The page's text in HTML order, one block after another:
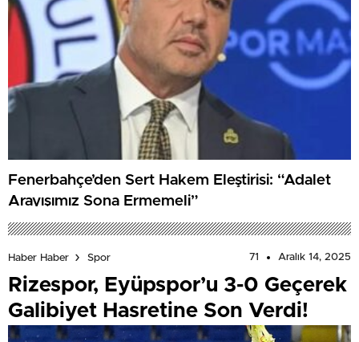
Fenerbahçe’den Sert Hakem Eleştirisi: “Adalet
Arayışımız Sona Ermemeli”
Haber Haber Spor 71 Aralık 14, 2025
Rizespor, Eyüpspor’u 3-0 Geçerek
Galibiyet Hasretine Son Verdi!